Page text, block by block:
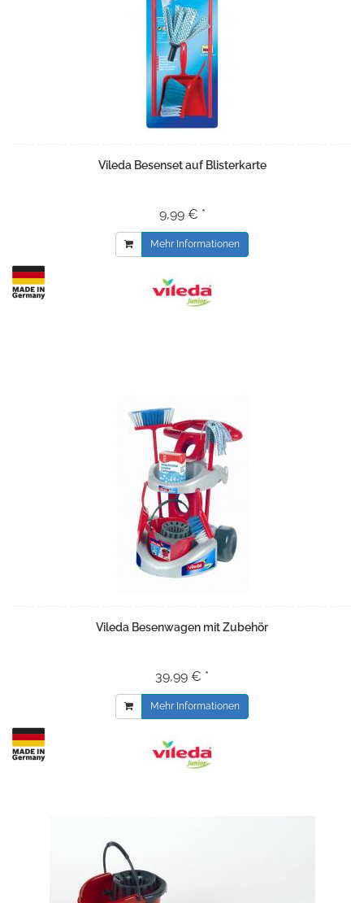
Vileda Besenset auf Blisterkarte
9,99 € *
Mehr Informationen
Vileda Besenwagen mit Zubehör
39,99 € *
Mehr Informationen